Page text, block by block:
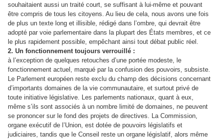
souhaitaient aussi un traité court, se suffisant à lui-même et pouvant
être compris de tous les citoyens. Au lieu de cela, nous avons une fois
de plus un texte long et illisible, rédigé dans l’ombre, qui devrait être
adopté par voie parlementaire dans la plupart des États membres, et ce
le plus rapidement possible, empêchant ainsi tout débat public réel.
2. Un fonctionnement toujours verrouillé :
à l’exception de quelques retouches d’une portée modeste, le
fonctionnement actuel, marqué par la confusion des pouvoirs, subsiste.
Le Parlement européen reste exclu du champ des décisions concernant
d’importants domaines de la vie communautaire, et surtout privé de
toute initiative législative. Les parlements nationaux, quant à eux,
même s’ils sont associés à un nombre limité de domaines, ne peuvent
se prononcer sur le fond des projets de directives. La Commission,
organe exécutif de l’Union, est dotée de pouvoirs législatifs et
judiciaires, tandis que le Conseil reste un organe législatif, alors même